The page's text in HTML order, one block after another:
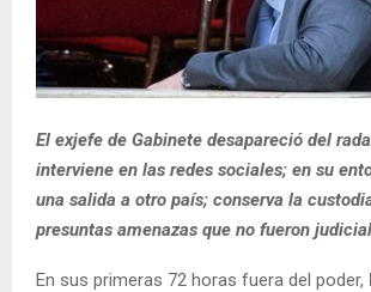
El exjefe de Gabinete desapareció del
interviene en las redes sociales; en su
una salida a otro país; conserva la
presuntas amenazas que no fueron
En sus primeras 72 horas fuera del poder,